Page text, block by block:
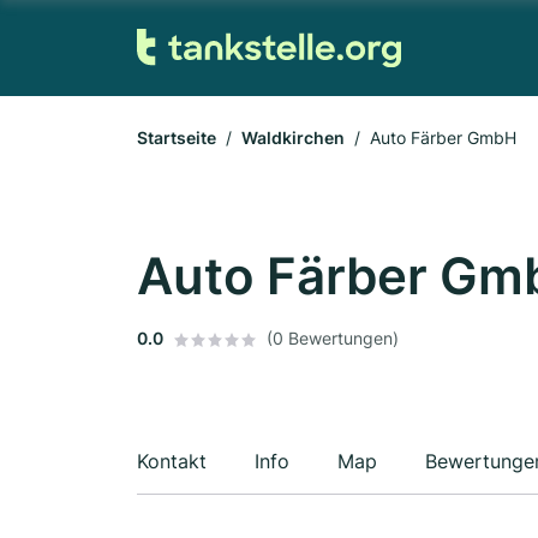
Startseite Waldkirchen Auto Färber GmbH
Auto Färber
0.0 (0 Bewertungen)
Kontakt Info Map